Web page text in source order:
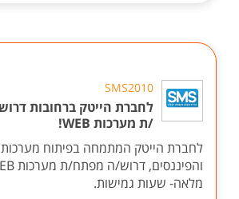
SMS2010
לחברת הייטק ברחובות
/ת מערכות WEB!
לחברת הייטק המתמחה בפיתוח
מלאה- שעות גמישות.